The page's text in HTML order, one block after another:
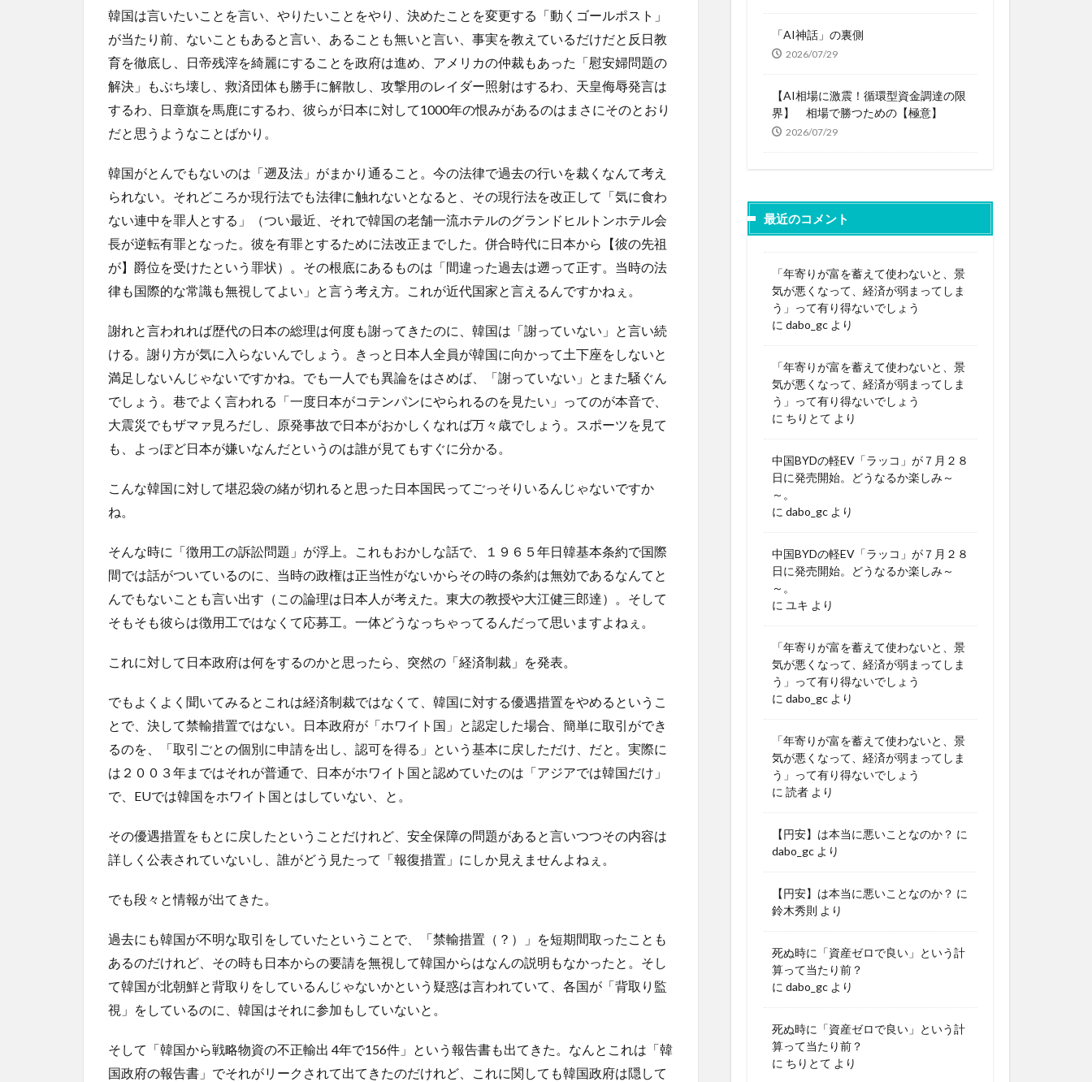
韓国は言いたいことを言い、やりたいことをやり、決めたことを変更する「動くゴールポスト」
が当たり前、ないこともあると言い、あることも無いと言い、事実を教えているだけだと反日教
育を徹底し、日帝残滓を綺麗にすることを政府は進め、アメリカの仲裁もあった「慰安婦問題の
解決」もぶち壊し、救済団体も勝手に解散し、攻撃用のレイダー照射はするわ、天皇侮辱発言は
するわ、日章旗を馬鹿にするわ、彼らが日本に対して1000年の恨みがあるのはまさにそのとおり
だと思うようなことばかり。
韓国がとんでもないのは「遡及法」がまかり通ること。今の法律で過去の行いを裁くなんて考え
られない。それどころか現行法でも法律に触れないとなると、その現行法を改正して「気に食わ
ない連中を罪人とする」（つい最近、それで韓国の老舗一流ホテルのグランドヒルトンホテル会
長が逆転有罪となった。彼を有罪とするために法改正までした。併合時代に日本から【彼の先祖
が】爵位を受けたという罪状）。その根底にあるものは「間違った過去は遡って正す。当時の法
律も国際的な常識も無視してよい」と言う考え方。これが近代国家と言えるんですかねぇ。
謝れと言われれば歴代の日本の総理は何度も謝ってきたのに、韓国は「謝っていない」と言い続
ける。謝り方が気に入らないんでしょう。きっと日本人全員が韓国に向かって土下座をしないと
満足しないんじゃないですかね。でも一人でも異論をはさめば、「謝っていない」とまた騒ぐん
でしょう。巷でよく言われる「一度日本がコテンパンにやられるのを見たい」ってのが本音で、
大震災でもザマァ見ろだし、原発事故で日本がおかしくなれば万々歳でしょう。スポーツを見て
も、よっぽど日本が嫌いなんだというのは誰が見てもすぐに分かる。
こんな韓国に対して堪忍袋の緒が切れると思った日本国民ってごっそりいるんじゃないですか
ね。
そんな時に「徴用工の訴訟問題」が浮上。これもおかしな話で、１９６５年日韓基本条約で国際
間では話がついているのに、当時の政権は正当性がないからその時の条約は無効であるなんてと
んでもないことも言い出す（この論理は日本人が考えた。東大の教授や大江健三郎達）。そして
そもそも彼らは徴用工ではなくて応募工。一体どうなっちゃってるんだって思いますよねぇ。
これに対して日本政府は何をするのかと思ったら、突然の「経済制裁」を発表。
でもよくよく聞いてみるとこれは経済制裁ではなくて、韓国に対する優遇措置をやめるというこ
とで、決して禁輸措置ではない。日本政府が「ホワイト国」と認定した場合、簡単に取引ができ
るのを、「取引ごとの個別に申請を出し、認可を得る」という基本に戻しただけ、だと。実際に
は２００３年まではそれが普通で、日本がホワイト国と認めていたのは「アジアでは韓国だけ」
で、EUでは韓国をホワイト国とはしていない、と。
その優遇措置をもとに戻したということだけれど、安全保障の問題があると言いつつその内容は
詳しく公表されていないし、誰がどう見たって「報復措置」にしか見えませんよねぇ。
でも段々と情報が出てきた。
過去にも韓国が不明な取引をしていたということで、「禁輸措置（？）」を短期間取ったことも
あるのだけれど、その時も日本からの要請を無視して韓国からはなんの説明もなかったと。そし
て韓国が北朝鮮と背取りをしているんじゃないかという疑惑は言われていて、各国が「背取り監
視」をしているのに、韓国はそれに参加もしていないと。
そして「韓国から戦略物資の不正輸出 4年で156件」という報告書も出てきた。なんとこれは「韓
国政府の報告書」でそれがリークされて出てきたのだけれど、これに関しても韓国政府は隠して
「AI神話」の裏側
2026/07/29
【AI相場に激震！循環型資金調達の限
界】 相場で勝つための【極意】
2026/07/29
最近のコメント
「年寄りが富を蓄えて使わないと、景
気が悪くなって、経済が弱まってしま
う」って有り得ないでしょう
に dabo_gc より
「年寄りが富を蓄えて使わないと、景
気が悪くなって、経済が弱まってしま
う」って有り得ないでしょう
に ちりとて より
中国BYDの軽EV「ラッコ」が７月２８
日に発売開始。どうなるか楽しみ～
～。
に dabo_gc より
中国BYDの軽EV「ラッコ」が７月２８
日に発売開始。どうなるか楽しみ～
～。
に ユキ より
「年寄りが富を蓄えて使わないと、景
気が悪くなって、経済が弱まってしま
う」って有り得ないでしょう
に dabo_gc より
「年寄りが富を蓄えて使わないと、景
気が悪くなって、経済が弱まってしま
う」って有り得ないでしょう
に 読者 より
【円安】は本当に悪いことなのか？ に
dabo_gc より
【円安】は本当に悪いことなのか？ に
鈴木秀則 より
死ぬ時に「資産ゼロで良い」という計
算って当たり前？
に dabo_gc より
死ぬ時に「資産ゼロで良い」という計
算って当たり前？
に ちりとて より